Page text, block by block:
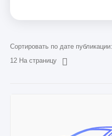
Сортировать по дате
12 На страницу